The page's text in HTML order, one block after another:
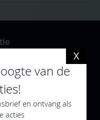
van de
en ontvang als
acties
X